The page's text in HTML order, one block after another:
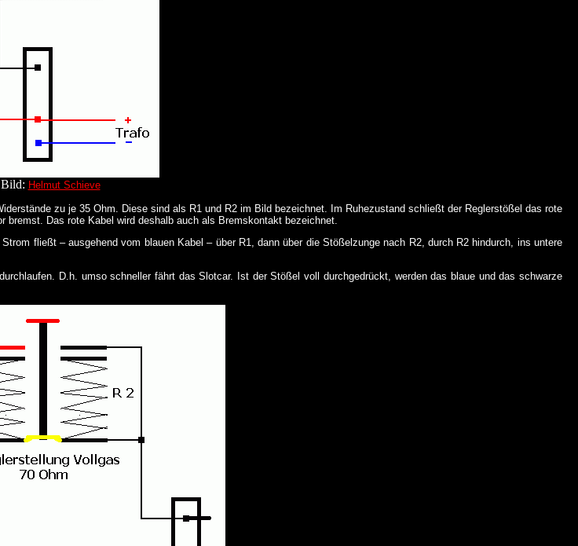
Bild: Helmut Schieve
zu je 35 Ohm. Diese sind als R1 und R2 im Bild bezeichnet. Im Ruhezustand schließt der Reglerstößel das rote
Das rote Kabel wird deshalb auch als Bremskontakt bezeichnet.
fließt – ausgehend vom blauen Kabel – über R1, dann über die Stößelzunge nach R2, durch R2 hindurch, ins untere
D.h. umso schneller fährt das Slotcar. Ist der Stößel voll durchgedrückt, werden das blaue und das schwarze